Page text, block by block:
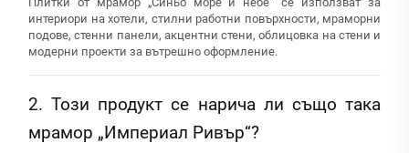
интериори на хотели, стилни работни повърхности, мраморни
подове, стенни панели, акцентни стени, облицовка на стени и
модерни проекти за вътрешно оформление.
2. Този продукт се нарича ли също така
мрамор „Империал Ривър“?